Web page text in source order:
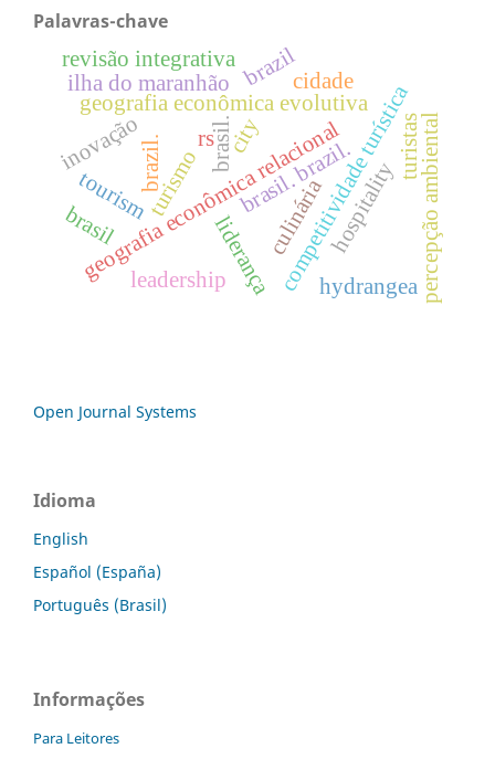
Palavras-chave
competitividade turística
geografia econômica evolutiva
geografia econômica relacional
brasil. turistaspercepção ambiental
ilha do maranhão
brasil. brazil.
brazil.
turismo
tourism hospitality
liderança
leadership
inovação
revisão integrativa
cidade
city
rs
brasil
hydrangea
brazil
culinária
Open Journal Systems
Idioma
English
Español (España)
Português (Brasil)
Informações
Para Leitores